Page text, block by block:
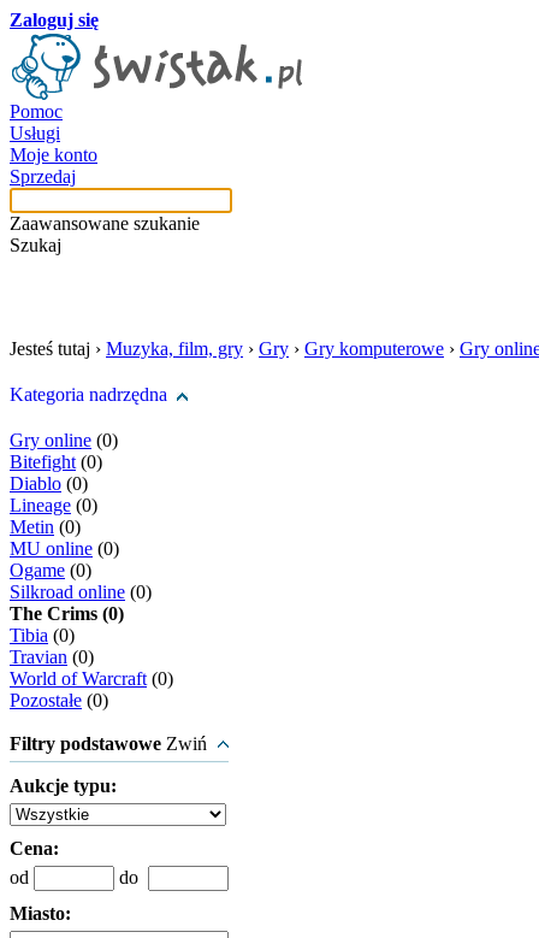
Zaloguj się
Pomoc
Usługi
Moje konto
Sprzedaj
Zaawansowane szukanie
Szukaj
Jesteś tutaj › Muzyka, film, gry › Gry › Gry komputerowe › Gry
Kategoria nadrzędna
Gry online (0)
Bitefight (0)
Diablo (0)
Lineage (0)
Metin (0)
MU online (0)
Ogame (0)
Silkroad online (0)
The Crims (0)
Tibia (0)
Travian (0)
World of Warcraft (0)
Pozostałe (0)
Filtry podstawowe Zwiń
Aukcje typu:
Cena:
od
do
Miasto: